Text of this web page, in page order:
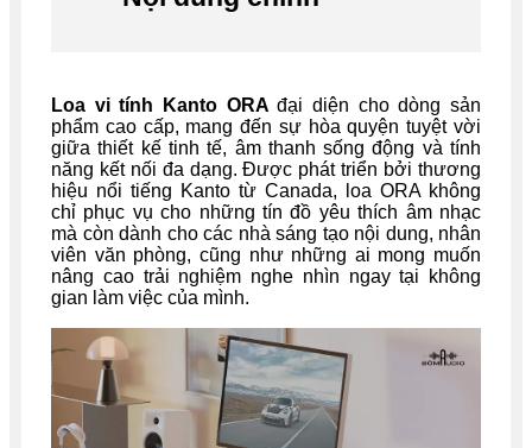
Loa vi tính Kanto ORAđại diện cho dòng sản
phẩm cao cấp, mang đến sự hòa quyện tuyệt vời
giữa thiết kế tinh tế, âm thanh sống động và tính
năng kết nối đa dạng. Được phát triển bởi thương
hiệu nổi tiếng Kanto từ Canada, loa ORA không
chỉ phục vụ cho những tín đồ yêu thích âm nhạc
mà còn dành cho các nhà sáng tạo nội dung, nhân
viên văn phòng, cũng như những ai mong muốn
nâng cao trải nghiệm nghe nhìn ngay tại không
gian làm việc của mình.